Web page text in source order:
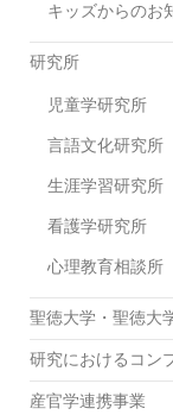
キッズからのお
研究所
児童学研究所
言語文化研究所
生涯学習研究所
看護学研究所
心理教育相談所
聖徳大学・聖徳大
研究におけるコン
産官学連携事業